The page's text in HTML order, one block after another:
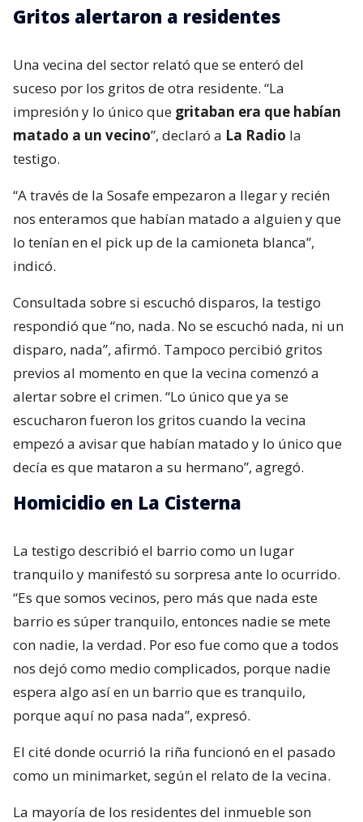
Gritos alertaron a residentes
Una vecina del sector relató que se enteró del
suceso por los gritos de otra residente. “La
impresión y lo único que gritaban era que habían
matado a un vecino”, declaró a La Radio la
testigo.
“A través de la Sosafe empezaron a llegar y recién
nos enteramos que habían matado a alguien y que
lo tenían en el pick up de la camioneta blanca”,
indicó.
Consultada sobre si escuchó disparos, la testigo
respondió que “no, nada. No se escuchó nada, ni un
disparo, nada”, afirmó. Tampoco percibió gritos
previos al momento en que la vecina comenzó a
alertar sobre el crimen. “Lo único que ya se
escucharon fueron los gritos cuando la vecina
empezó a avisar que habían matado y lo único que
decía es que mataron a su hermano”, agregó.
Homicidio en La Cisterna
La testigo describió el barrio como un lugar
tranquilo y manifestó su sorpresa ante lo ocurrido.
“Es que somos vecinos, pero más que nada este
barrio es súper tranquilo, entonces nadie se mete
con nadie, la verdad. Por eso fue como que a todos
nos dejó como medio complicados, porque nadie
espera algo así en un barrio que es tranquilo,
porque aquí no pasa nada”, expresó.
El cité donde ocurrió la riña funcionó en el pasado
como un minimarket, según el relato de la vecina.
La mayoría de los residentes del inmueble son